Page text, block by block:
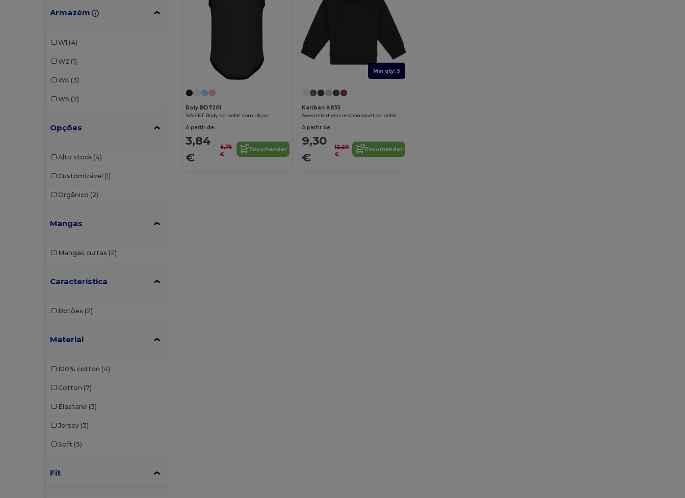
Roly (3)
Armazém
W1 (4)
W2 (1)
W4 (3)
W5 (2)
Opções
Alto stock (4)
Customizável (1)
Orgânico (2)
Mangas
Mangas curtas (2)
Característica
Botões (2)
Material
100% cotton (4)
Cotton (7)
Elastane (3)
Jersey (3)
Soft (5)
Fit
Roly BD7201
SWEET Body de bebé com alças
A partir de:
3,84
€
6,75
€
Encomendar
Min qty: 5
Kariban K835
Sweatshirt eco-responsável de bebé
A partir de:
9,30
€
12,20
€
Encomendar